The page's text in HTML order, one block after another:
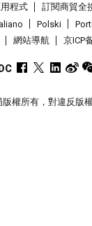
程式 訂閱商貿全
Polski
網站導航 京ICP
權所有，對違反版